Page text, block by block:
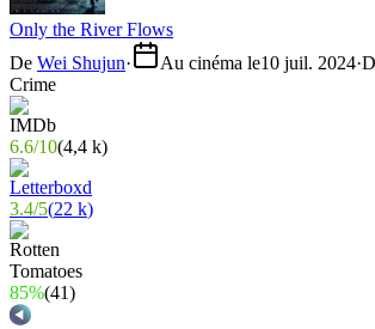
Only the River Flows
De Wei Shujun· Au cinéma le10 juil. 2024·
Crime
6.6/10(4,4 k)
3.4/5(22 k)
85%(41)